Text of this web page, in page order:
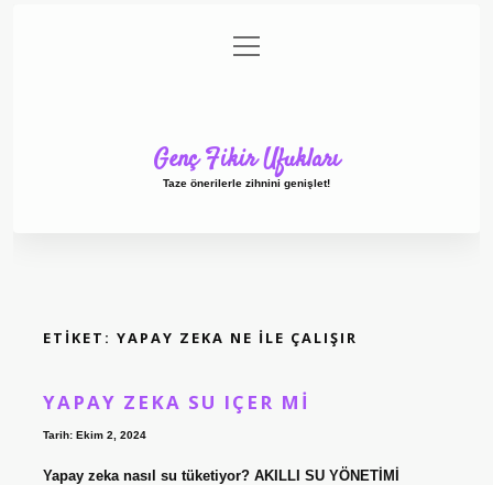
Gizlilik Politikası
menüyü
aç
Genç Fikir Ufukları
Taze önerilerle zihnini genişlet!
ETIKET: YAPAY ZEKA NE ILE ÇALIŞIR
YAPAY ZEKA SU IÇER MI
Tarih: Ekim 2, 2024
Yapay zeka nasıl su tüketiyor? AKILLI SU YÖNETİMİ